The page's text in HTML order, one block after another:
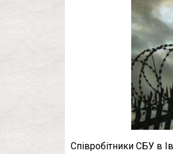
Співробітники СБУ в